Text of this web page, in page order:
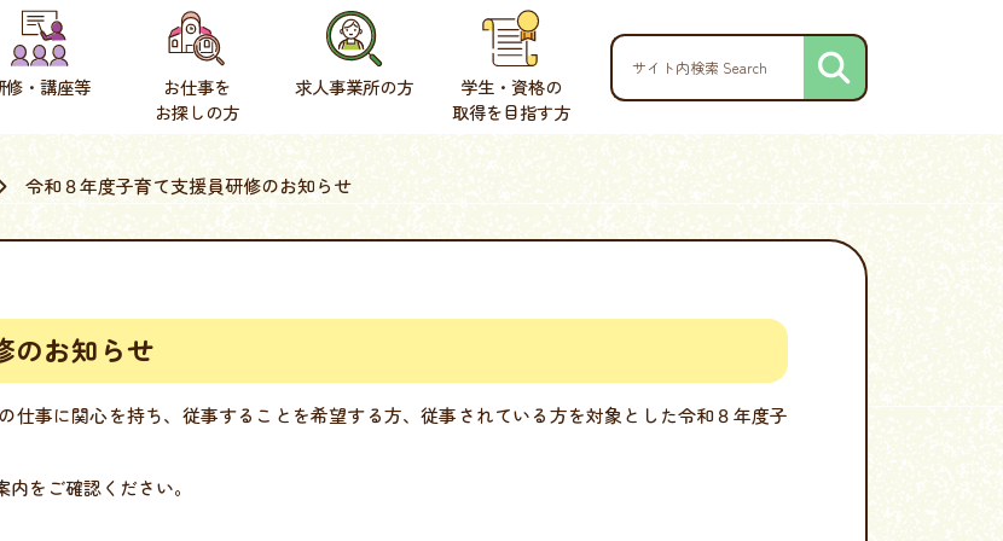
修・講座等
お仕事を
お探しの方
求人事業所の方
学生・資格の
取得を目指す方
令和８年度子育て支援員研修のお知らせ
のお知らせ
仕事に関心を持ち、従事することを希望する方、従事されている方を対象とした令和８年度子
をご確認ください。